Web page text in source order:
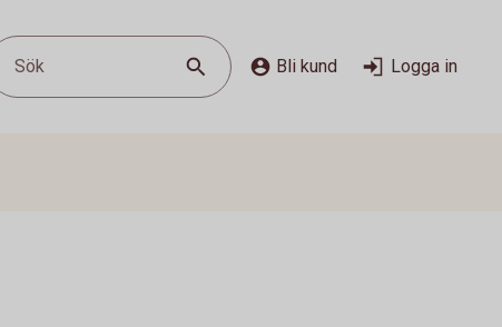
Sök Bli kund Logga in